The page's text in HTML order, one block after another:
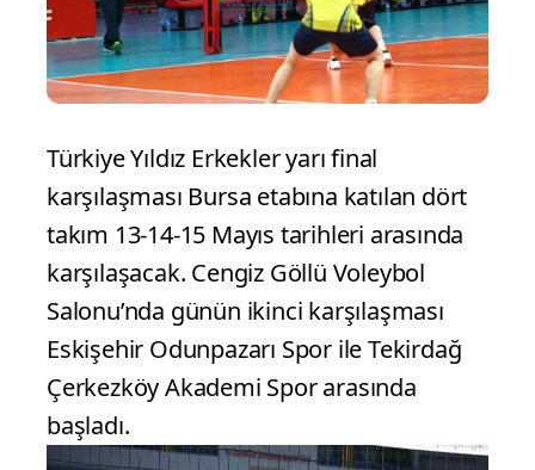
Türkiye Yıldız Erkekler yarı final
karşılaşması Bursa etabına katılan dört
takım 13-14-15 Mayıs tarihleri arasında
karşılaşacak. Cengiz Göllü Voleybol
Salonu’nda günün ikinci karşılaşması
Eskişehir Odunpazarı Spor ile Tekirdağ
Çerkezköy Akademi Spor arasında
başladı.